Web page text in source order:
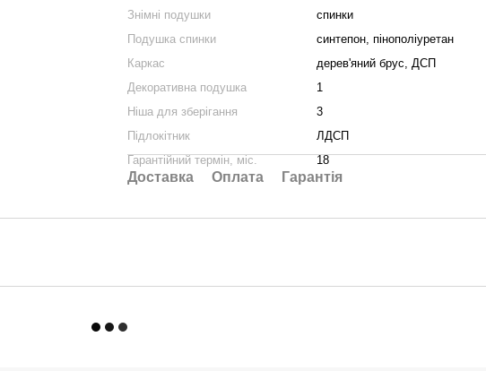
Знімні подушки
спинки
Подушка спинки
синтепон, пінополіуретан
Каркас
дерев'яний брус, ДСП
Декоративна подушка
1
Ніша для зберігання
3
Підлокітник
ЛДСП
Гарантійний термін, міс.
18
Доставка Оплата Гарантія